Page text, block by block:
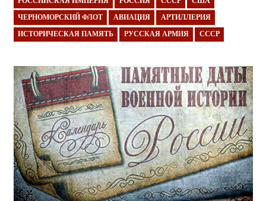
ЧЕРНОМОРСКИЙ ФЛОТ АВИАЦИЯ АРТИЛЛЕРИЯ
ИСТОРИЧЕСКАЯ ПАМЯТЬ РУССКАЯ АРМИЯ СССР